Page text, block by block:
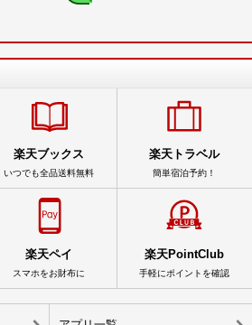
楽天ブックス
いつでも全品送料無料
楽天トラベル
簡単宿泊予約！
楽天ペイ
スマホをお財布に
楽天PointClub
手軽にポイントを確認